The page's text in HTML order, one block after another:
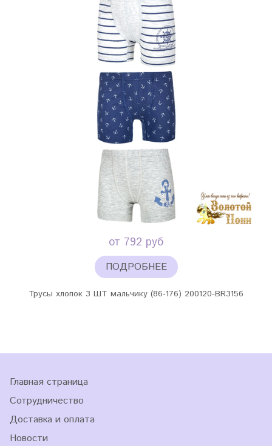
от 792 руб
ПОДРОБНЕЕ
Трусы хлопок 3 ШТ мальчику (86-176) 200120-BR3156
Главная страница
Сотрудничество
Доставка и оплата
Новости